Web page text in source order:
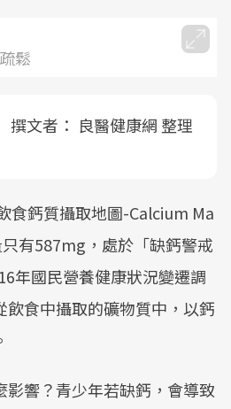
鬆
撰文者： 良醫健康網 整理
食鈣質攝取地圖-Calcium Ma
有587mg，處於「缺鈣警戒
年國民營養健康狀況變遷調
飲食中攝取的礦物質中，以鈣
響？青少年若缺鈣，會導致